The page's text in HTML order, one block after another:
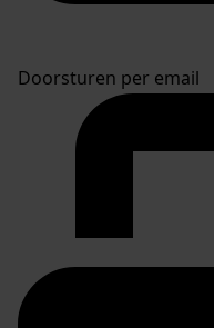
Doorsturen per email